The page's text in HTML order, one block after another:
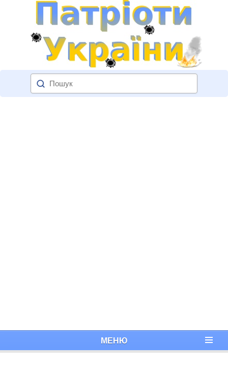
МЕНЮ